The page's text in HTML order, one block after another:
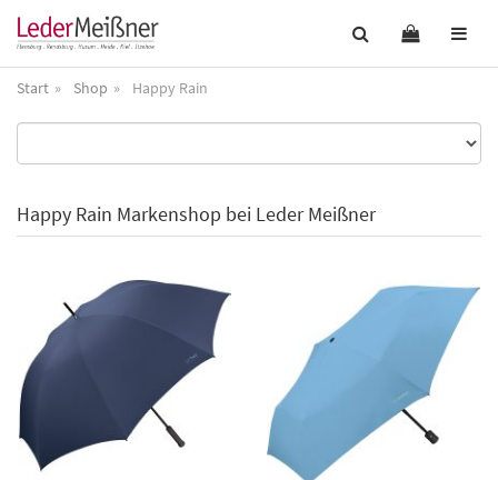
Start Shop Happy Rain
Happy Rain Markenshop bei Leder Meißner